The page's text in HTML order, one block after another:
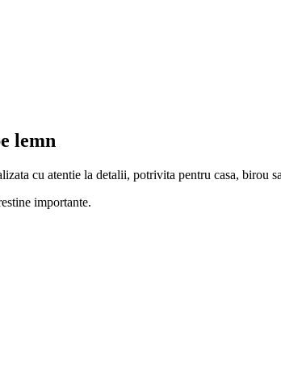
lemn
cu atentie la detalii, potrivita pentru casa, birou
importante.